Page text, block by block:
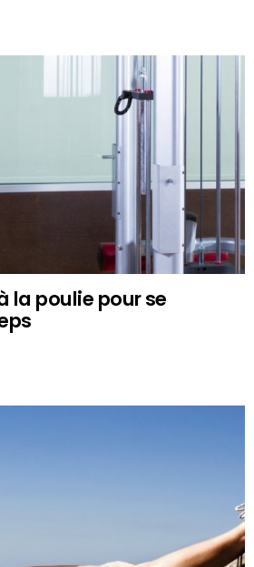
la poulie pour se